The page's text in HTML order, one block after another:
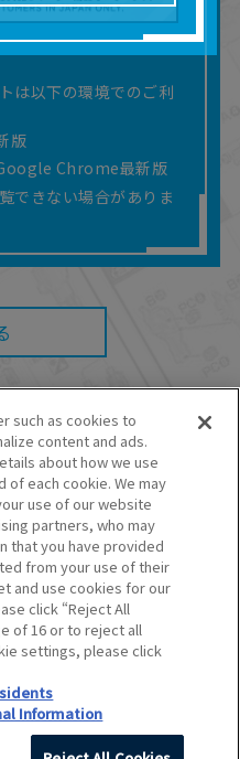
は以下の環境でのご利
版
Chrome最新版
できない場合がありま
RESERVED.
・MBS
・MBS
TV Tokyo・ShoPro・JR Kikaku
FREAK inc.
画像、文章、データなどの無断
contained in this page
such as cookies to
content and ads.
about how we use
each cookie. We may
use of our website
partners, who may
that you have provided
from your use of their
and use cookies for our
click “Reject All
of 16 or to reject all
settings, please click
Information
、お客様が購入され
異なる場合がありま
より、取扱説明書の
場合があります。
性確保に努めており
性を保証するもので
ては、本サービスを
あります。
何らかの損害が生じ
責任を負いません。
クへの障害（コンピ
る障害を含みま
、当社は何らの責任
・条件を予告なく変
ります。また当社
了することがありま
り、ウェブサイトご
当社が定める規約が
ご利用ください。